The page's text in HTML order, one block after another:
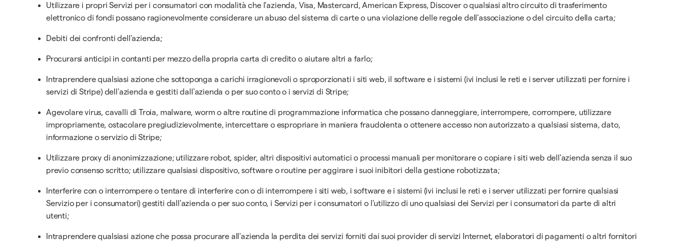
Utilizzare i propri Servizi per i consumatori con modalità che l'azienda, Visa, Mastercard, American Express, Discover o qualsiasi altro circuito di trasferimento
elettronico di fondi possano ragionevolmente considerare un abuso del sistema di carte o una violazione delle regole dell'associazione o del circuito della carta;
Debiti dei confronti dell'azienda;
Procurarsi anticipi in contanti per mezzo della propria carta di credito o aiutare altri a farlo;
Intraprendere qualsiasi azione che sottoponga a carichi irragionevoli o sproporzionati i siti web, il software e i sistemi (ivi inclusi le reti e i server utilizzati per fornire i
servizi di Stripe) dell'azienda e gestiti dall'azienda o per suo conto o i servizi di Stripe;
Agevolare virus, cavalli di Troia, malware, worm o altre routine di programmazione informatica che possano danneggiare, interrompere, corrompere, utilizzare
impropriamente, ostacolare pregiudizievolmente, intercettare o espropriare in maniera fraudolenta o ottenere accesso non autorizzato a qualsiasi sistema, dato,
informazione o servizio di Stripe;
Utilizzare proxy di anonimizzazione; utilizzare robot, spider, altri dispositivi automatici o processi manuali per monitorare o copiare i siti web dell'azienda senza il suo
previo consenso scritto; utilizzare qualsiasi dispositivo, software o routine per aggirare i suoi inibitori della gestione robotizzata;
Interferire con o interrompere o tentare di interferire con o di interrompere i siti web, i software e i sistemi (ivi inclusi le reti e i server utilizzati per fornire qualsiasi
Servizio per i consumatori) gestiti dall'azienda o per suo conto, i Servizi per i consumatori o l'utilizzo di uno qualsiasi dei Servizi per i consumatori da parte di altri
utenti;
Intraprendere qualsiasi azione che possa procurare all'azienda la perdita dei servizi forniti dai suoi provider di servizi Internet, elaboratori di pagamenti o altri fornitori